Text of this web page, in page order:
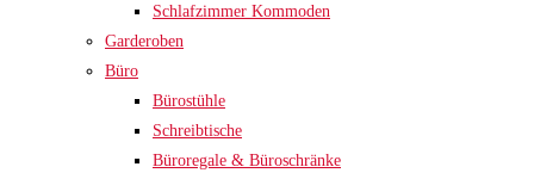
Schlafzimmer Kommoden
Garderoben
Büro
Bürostühle
Schreibtische
Büroregale & Büroschränke